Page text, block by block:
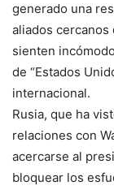
generado una
aliados cercanos
sienten
de “Estados
internacional.
Rusia, que ha
relaciones con
acercarse al
bloquear los